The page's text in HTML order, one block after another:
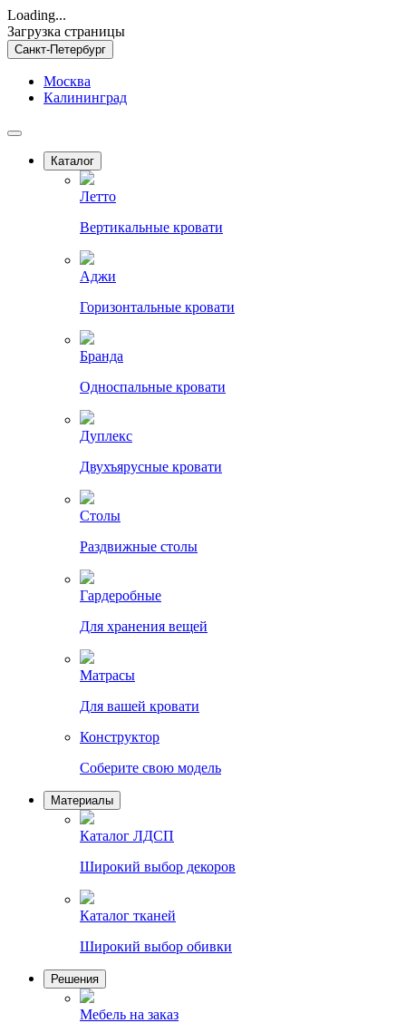
Loading...
Загрузка страницы
Санкт-Петербург
Москва
Калининград
Каталог
Летто
Вертикальные кровати
Аджи
Горизонтальные кровати
Бранда
Односпальные кровати
Дуплекс
Двухъярусные кровати
Столы
Раздвижные столы
Гардеробные
Для хранения вещей
Матрасы
Для вашей кровати
Конструктор
Соберите свою модель
Материалы
Каталог ЛДСП
Широкий выбор декоров
Каталог тканей
Широкий выбор обивки
Решения
Мебель на заказ